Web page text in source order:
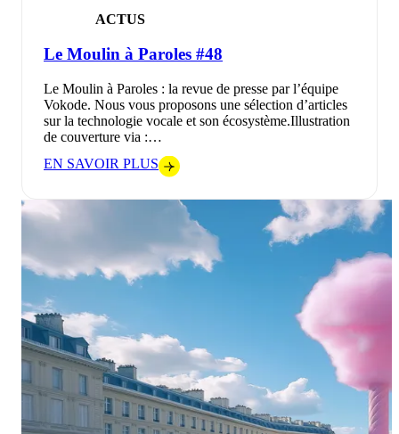
ACTUS
Le Moulin à Paroles #48
Le Moulin à Paroles : la revue de presse par l’équipe
Vokode. Nous vous proposons une sélection d’articles
sur la technologie vocale et son écosystème.Illustration
de couverture via :…
EN SAVOIR PLUS